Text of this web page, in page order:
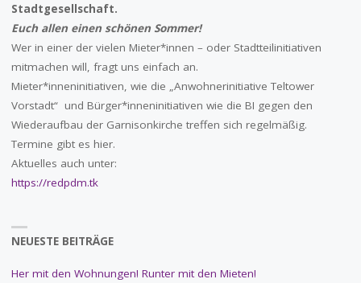
Stadtgesellschaft.
Euch allen einen schönen Sommer!
Wer in einer der vielen Mieter*innen – oder Stadtteilinitiativen
mitmachen will, fragt uns einfach an.
Mieter*inneninitiativen, wie die „Anwohnerinitiative Teltower
Vorstadt“ und Bürger*inneninitiativen wie die BI gegen den
Wiederaufbau der Garnisonkirche treffen sich regelmäßig.
Termine gibt es hier.
Aktuelles auch unter:
https://redpdm.tk
NEUESTE BEITRÄGE
Her mit den Wohnungen! Runter mit den Mieten!